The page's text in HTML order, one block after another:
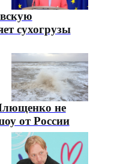
сухогрузы
не
от России